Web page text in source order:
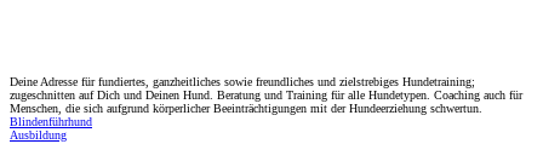
Deine Adresse für fundiertes, ganzheitliches sowie freundliches und zielstrebiges Hundetraining;
zugeschnitten auf Dich und Deinen Hund. Beratung und Training für alle Hundetypen. Coaching auch für
Menschen, die sich aufgrund körperlicher Beeinträchtigungen mit der Hundeerziehung schwertun.
Blindenführhund
Ausbildung